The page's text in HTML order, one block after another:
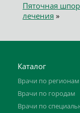
Пяточная
лечения »
Каталог
Врачи по регионам
Врачи по городам
Врачи по